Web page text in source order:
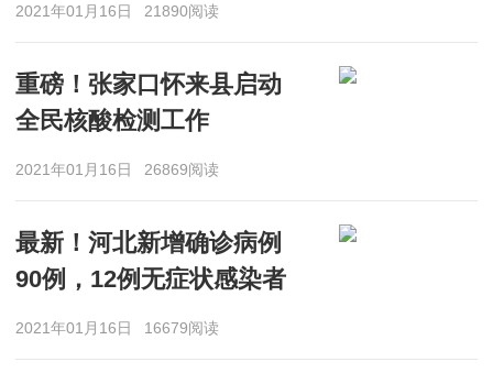
2021年01月16日 21890阅读
重磅！张家口怀来县启动
全民核酸检测工作
2021年01月16日 26869阅读
最新！河北新增确诊病例
90例，12例无症状感染者
2021年01月16日 16679阅读